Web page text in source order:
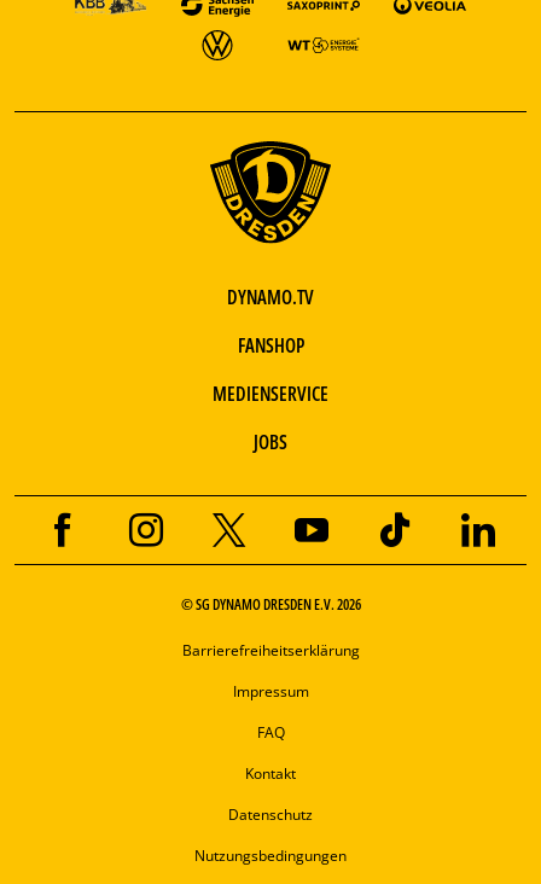
DYNAMO.TV
FANSHOP
MEDIENSERVICE
JOBS
© SG DYNAMO DRESDEN E.V. 2026
Barrierefreiheitserklärung
Impressum
FAQ
Kontakt
Datenschutz
Nutzungsbedingungen